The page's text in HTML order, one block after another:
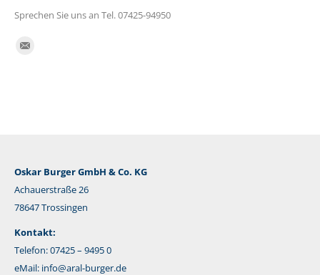
Sprechen Sie uns an Tel. 07425-94950
Finden Sie uns auf:
Oskar Burger GmbH & Co. KG
Achauerstraße 26
78647 Trossingen
Kontakt:
Telefon: 07425 – 9495 0
eMail: info@aral-burger.de